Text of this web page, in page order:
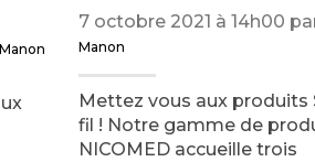
Manon
7 octobre 2021 à 14h00
Manon
Mettez vous aux produits
fil ! Notre gamme de
NICOMED accueille trois